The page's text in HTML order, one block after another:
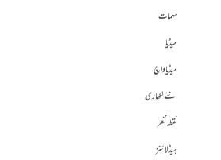
مہمات
میڈیا
میڈیا واچ
نئے لکھاری
نقطہ نظر
ہیڈلائنز